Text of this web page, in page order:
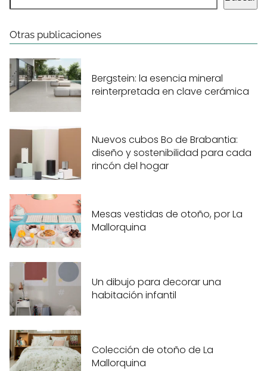
Otras publicaciones
Bergstein: la esencia mineral
reinterpretada en clave cerámica
Nuevos cubos Bo de Brabantia:
diseño y sostenibilidad para cada
rincón del hogar
Mesas vestidas de otoño, por La
Mallorquina
Un dibujo para decorar una
habitación infantil
Colección de otoño de La
Mallorquina